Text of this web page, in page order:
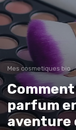
Mes cosmetiques bio
parfum
aventure